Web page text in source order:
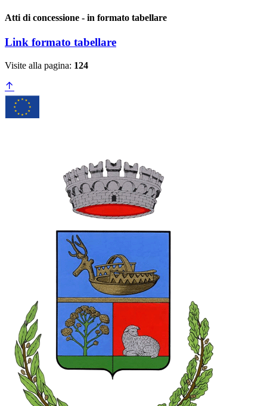
Atti di concessione - in formato tabellare
Link formato tabellare
Visite alla pagina: 124